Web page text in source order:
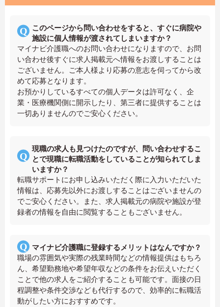
このページから問い合わせをすると、すぐに病院や
施設に個人情報が渡されてしまいますか？
マイナビ介護職へのお問い合わせになりますので、お問
い合わせ後すぐに求人掲載元へ情報をお渡しすることは
ございません。ご本人様より応募の意志を伺ってから改
めて応募となります。
お預かりしているすべての個人データは許可なく、企
業・医療機関側に開示したり、第三者に提供することは
一切ありませんのでご安心ください。
現職の求人も見つけたのですが、問い合わせするこ
とで現職に転職活動をしていることが知られてしま
いますか？
転職サポートにお申し込みいただく際に入力いただいた
情報は、応募先以外にお渡しすることはございませんの
でご安心ください。また、求人掲載元の病院や施設が登
録者の情報を自由に閲覧することもございません。
マイナビ介護職に登録するメリットはなんですか？
職場の雰囲気や実際の残業時間などの情報提供はもちろ
ん、希望勤務地や希望年収などの条件をお伝えいただく
ことで他の求人をご紹介することも可能です。面接の日
程調整や条件交渉なども代行するので、効率的に転職活
動がしたい方におすすめです。